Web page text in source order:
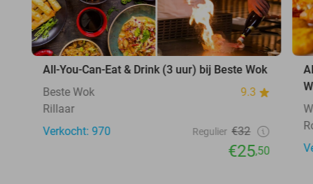
All-You-Can-Eat & Drink (3 uur) bij Beste Wok
Beste Wok
9.3
Rillaar
Verkocht: 970
Regulier €32
€25,50